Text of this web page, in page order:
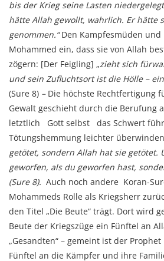
bis der Krieg seine Lasten
hätte Allah gewollt, wahrlich. Er hätte
genommen.“Den Kampfesmüden
Mohammed ein, dass sie von Allah
zögern: [Der Feigling] „zieht sich
und sein Zufluchtsort ist die Hölle –
(Sure 8) – Die höchste Rechtfertigung
Gewalt geschieht durch die Berufung
letztlich Gott selbst das Schwert
Tötungshemmung leichter
getötet, sondern Allah hat sie getötet.
geworfen, als du geworfen hast,
(Sure 8). Auch noch andere Koran-
Mohammeds Rolle als Kriegsherr
den Titel „Die Beute“ trägt. Dort wird
Beute der Kriegszüge ein Fünftel an
„Gesandten“ – gemeint ist der
Fünftel an die Kämpfer und ihre